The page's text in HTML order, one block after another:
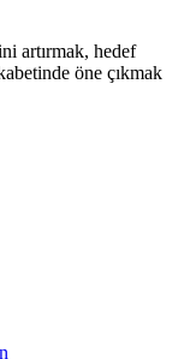
artırmak, hedef
öne çıkmak